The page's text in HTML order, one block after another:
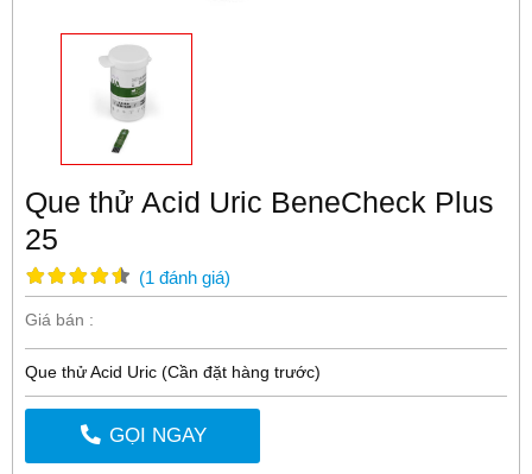
Que thử Acid Uric BeneCheck Plus
25
(1 đánh giá)
Giá bán :
Que thử Acid Uric (Cần đặt hàng trước)
GỌI NGAY